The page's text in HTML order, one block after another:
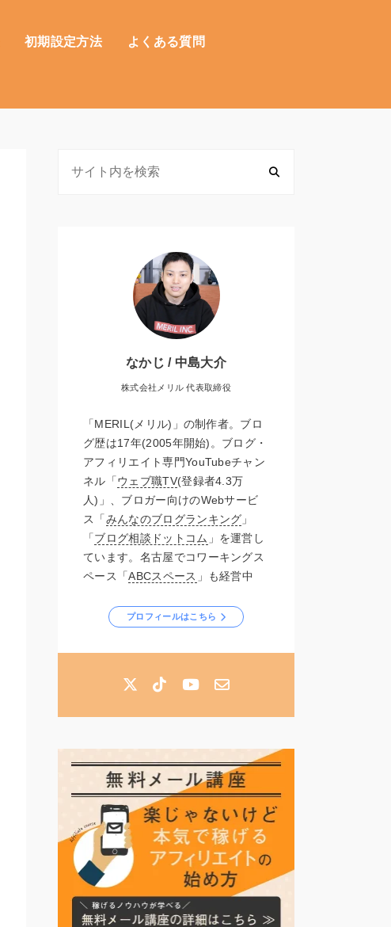
初期設定方法
よくある質問
なかじ / 中島大介
株式会社メリル 代表取締役
「MERIL(メリル)」の制作者。ブロ
グ歴は17年(2005年開始)。ブログ・
アフィリエイト専門YouTubeチャン
ネル「ウェブ職TV(登録者4.3万
人)」、ブロガー向けのWebサービ
ス「みんなのブログランキング 」
「ブログ相談ドットコム 」を運営し
ています。名古屋でコワーキングス
ペース「ABCスペース 」も経営中
プロフィールはこちら